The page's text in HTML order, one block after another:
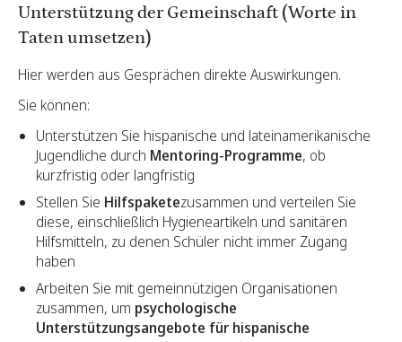
Unterstützung der Gemeinschaft (Worte in
Taten umsetzen)
Hier werden aus Gesprächen direkte Auswirkungen.
Sie können:
Unterstützen Sie hispanische und lateinamerikanische
Jugendliche durch Mentoring-Programme, ob
kurzfristig oder langfristig
Stellen Sie Hilfspaketezusammen und verteilen Sie
diese, einschließlich Hygieneartikeln und sanitären
Hilfsmitteln, zu denen Schüler nicht immer Zugang
haben
Arbeiten Sie mit gemeinnützigen Organisationen
zusammen, um psychologische
Unterstützungsangebote für hispanische